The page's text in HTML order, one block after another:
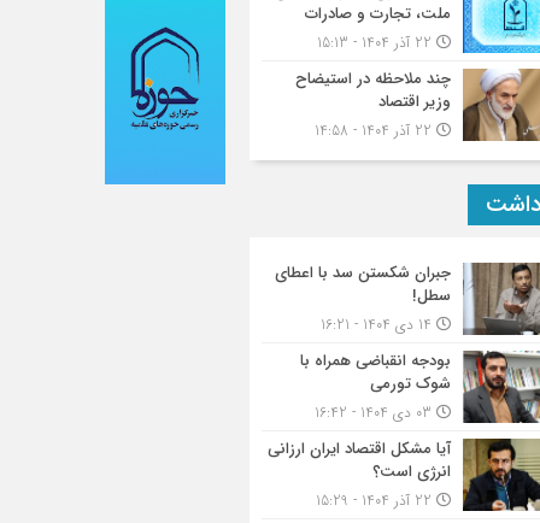
ملت، تجارت و صادرات
چند ملاحظه در استیضاح
وزیر اقتصاد
جبران شکستن سد با اعطای
سطل!
بودجه انقباضی همراه با
شوک تورمی
آیا مشکل اقتصاد ایران ارزانی
انرژی است؟